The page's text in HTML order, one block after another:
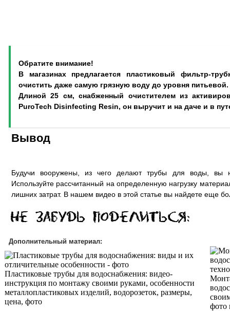
Обратите внимание!
В магазинах предлагается пластиковый фильтр-
очистить даже самую грязную воду до уровня питьевой.
Длиной 25 см, снабженный очистителем из
PuroTech Disinfecting Resin, он выручит и на даче и в
Вывод
Будучи вооружены, из чего делают трубы для воды, вы
Используйте рассчитанный на определенную нагрузку
лишних затрат. В нашем видео в этой статье вы найдете еще
Дополнительный материал:
Пластиковые трубы для водоснабжения: видео-
инструкция по монтажу своими руками, особенности
металлопластиковых изделий, водорозеток, размеры,
цена, фото
фото